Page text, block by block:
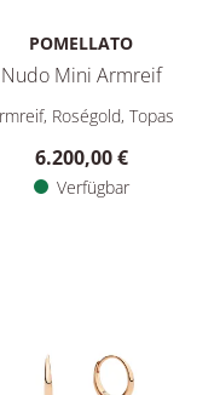
POMELLATO
Nudo Mini Armreif
Nudo Mini
Roségold, Topas
6.200,00 €
Verfügbar